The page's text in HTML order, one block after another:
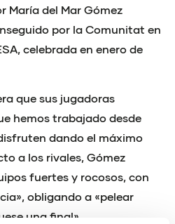
María del Mar Gómez
por la Comunitat en
celebrada en enero de
que sus jugadoras
hemos trabajado desde
dando el máximo
a los rivales, Gómez
fuertes y rocosos, con
obligando a «pelear
una final».